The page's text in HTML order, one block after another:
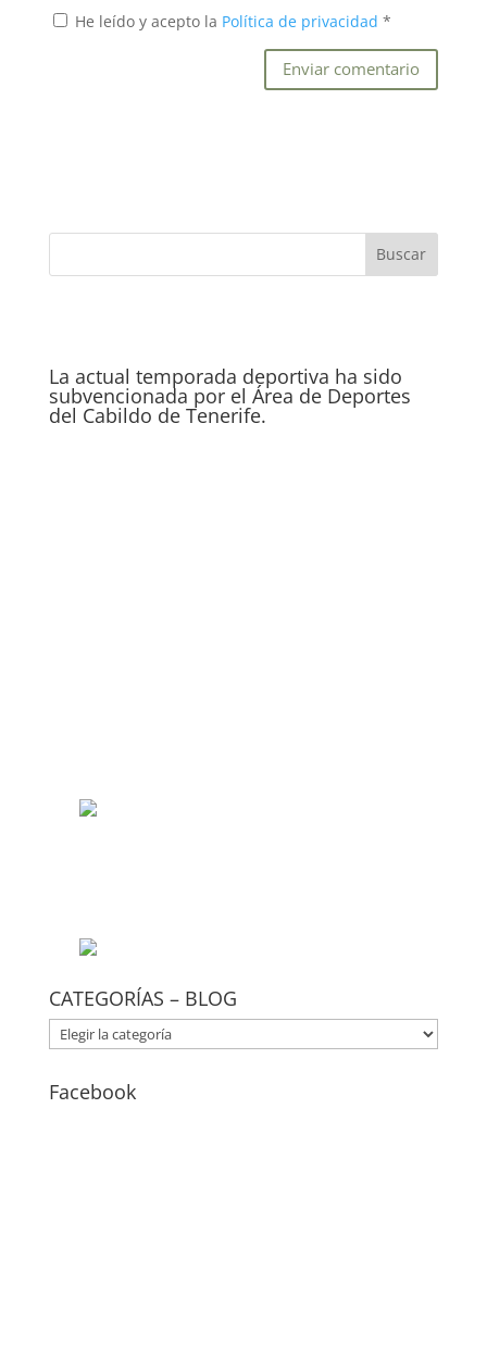
He leído y acepto la Política de privacidad *
La actual temporada deportiva ha sido
subvencionada por el Área de Deportes
del Cabildo de Tenerife.
CATEGORÍAS – BLOG
CATEGORÍAS
–
Facebook